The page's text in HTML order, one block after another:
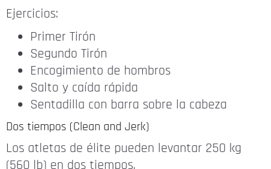
Ejercicios:
Primer Tirón
Segundo Tirón
Encogimiento de hombros
Salto y caída rápida
Sentadilla con barra sobre la cabeza
Dos tiempos (Clean and Jerk)
Los atletas de élite pueden levantar 250 kg
(560 lb) en dos tiempos.